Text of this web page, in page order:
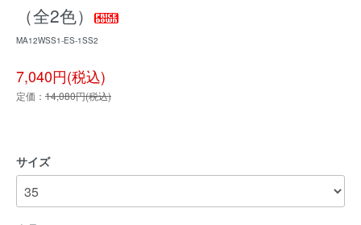
（全2色）
MA12WSS1-ES-1SS2
7,040円(税込)
定価： 14,080円(税込)
サイズ